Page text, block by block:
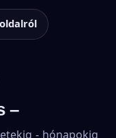
–
- hónapokig